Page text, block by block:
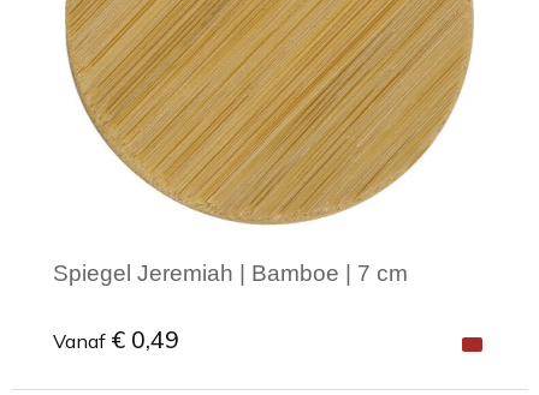
Spiegel Jeremiah | Bamboe | 7 cm
Vanaf € 0,49